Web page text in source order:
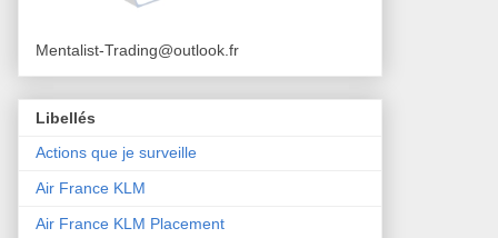
Mentalist-Trading@outlook.fr
Libellés
Actions que je surveille
Air France KLM
Air France KLM Placement